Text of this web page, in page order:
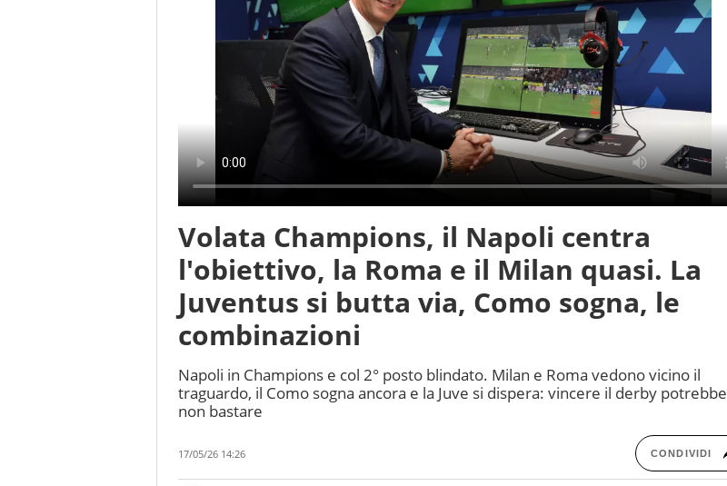
Volata Champions, il Napoli centra
l'obiettivo, la Roma e il Milan quasi. La
Juventus si butta via, Como sogna, le
combinazioni
Napoli in Champions e col 2° posto blindato. Milan e Roma vedono vicino il
traguardo, il Como sogna ancora e la Juve si dispera: vincere il derby potrebbe
non bastare
17/05/26 14:26 CONDIVIDI